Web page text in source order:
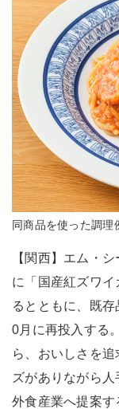
同商品を使った調理
【関西】エム・
に「国産紅ズワイ
るとともに、既
0月に再投入する
ら、おいしさを
ズがありながら
外食産業へ提案す